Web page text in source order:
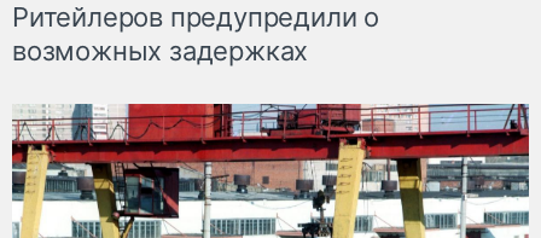
Ритейлеров предупредили о
возможных задержках